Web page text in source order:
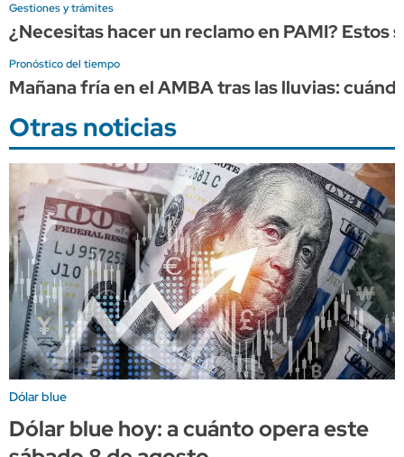
Gestiones y trámites
¿Necesitas hacer un reclamo en PAMI?
Pronóstico del tiempo
Mañana fría en el AMBA tras las lluvias:
Otras noticias
Dólar blue
Dólar blue hoy: a cuánto opera este